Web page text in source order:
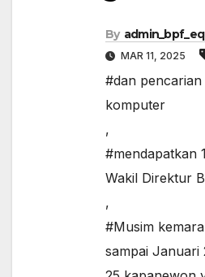
By
MAR 11, 2025
#dan
komputer
,
#mendapatkan
Wakil Direktur
,
#Musim
sampai Januari